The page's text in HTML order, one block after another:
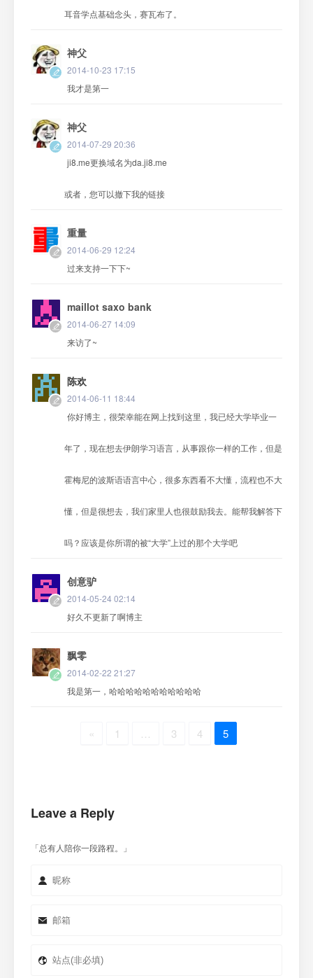
耳音学点基础念头，赛瓦布了。
神父
2014-10-23 17:15
我才是第一
神父
2014-07-29 20:36
ji8.me更换域名为da.ji8.me
或者，您可以撤下我的链接
重量
2014-06-29 12:24
过来支持一下下~
maillot saxo bank
2014-06-27 14:09
来访了~
陈欢
2014-06-11 18:44
你好博主，很荣幸能在网上找到这里，我已经大学毕业一
年了，现在想去伊朗学习语言，从事跟你一样的工作，但是
霍梅尼的波斯语语言中心，很多东西看不大懂，流程也不大
懂，但是很想去，我们家里人也很鼓励我去。能帮我解答下
吗？应该是你所谓的被“大学”上过的那个大学吧
创意驴
2014-05-24 02:14
好久不更新了啊博主
飘零
2014-02-22 21:27
我是第一，哈哈哈哈哈哈哈哈哈哈哈
« 1 … 3 4 5
Leave a Reply
「总有人陪你一段路程。」